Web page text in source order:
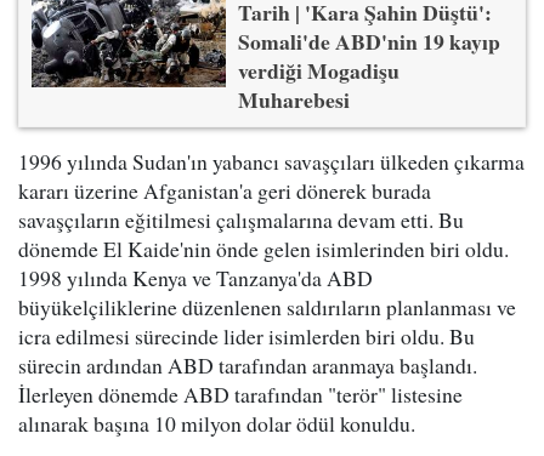
Tarih | 'Kara Şahin Düştü':
Somali'de ABD'nin 19 kayıp
verdiği Mogadişu
Muharebesi
1996 yılında Sudan'ın yabancı savaşçıları ülkeden çıkarma
kararı üzerine Afganistan'a geri dönerek burada
savaşçıların eğitilmesi çalışmalarına devam etti. Bu
dönemde El Kaide'nin önde gelen isimlerinden biri oldu.
1998 yılında Kenya ve Tanzanya'da ABD
büyükelçiliklerine düzenlenen saldırıların planlanması ve
icra edilmesi sürecinde lider isimlerden biri oldu. Bu
sürecin ardından ABD tarafından aranmaya başlandı.
İlerleyen dönemde ABD tarafından "terör" listesine
alınarak başına 10 milyon dolar ödül konuldu.